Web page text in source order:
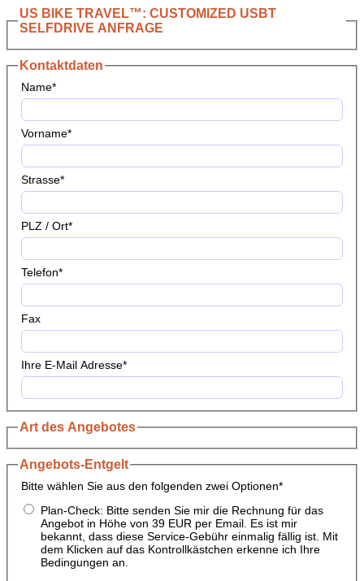
US BIKE TRAVEL™: CUSTOMIZED USBT
SELFDRIVE ANFRAGE
Kontaktdaten
Name*
Vorname*
Strasse*
PLZ / Ort*
Telefon*
Fax
Ihre E-Mail Adresse*
Art des Angebotes
Angebots-Entgelt
Bitte wählen Sie aus den folgenden zwei Optionen*
Plan-Check: Bitte senden Sie mir die Rechnung für das
Angebot in Höhe von 39 EUR per Email. Es ist mir
bekannt, dass diese Service-Gebühr einmalig fällig ist. Mit
dem Klicken auf das Kontrollkästchen erkenne ich Ihre
Bedingungen an.